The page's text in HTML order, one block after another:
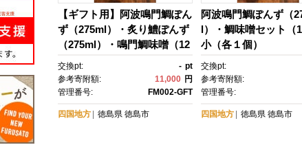
【ギフト用】阿波鳴門鯛ぽん
ず（275ml）・炙り鱧ぽんず
（275ml）・鳴門鯛味噌（12
5ｇ）セット中（各１個）
交換pt: - pt
参考寄附額:
11,000 円
管理番号:
FM002-GFT
四国地方 徳島県 徳島市
阿波鳴門鯛ぽんず（
l）・鯛味噌セット（
小（各１個）
交換pt:
参考寄附額:
管理番号:
四国地方 徳島県 徳島市